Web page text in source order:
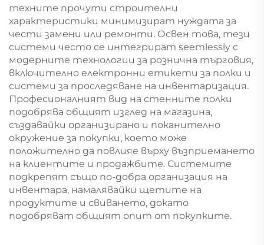
техните прочути строителни
характеристики минимизират нуждата за
чести замени или ремонти. Освен това, тези
системи често се интегрират seemlessly с
модерните технологии за рознична търговия,
включително електронни етикети за полки и
системи за проследяване на инвентаризация.
Професионалният вид на стенните полки
подобрява общият изглед на магазина,
създавайки организирано и поканително
окружение за покупки, което може
положително да повлияе върху възприемането
на клиентите и продажбите. Системите
подкрепят също по-добра организация на
инвентара, намалявайки щетите на
продуктите и свиването, докато
подобряват общият опит от покупките.